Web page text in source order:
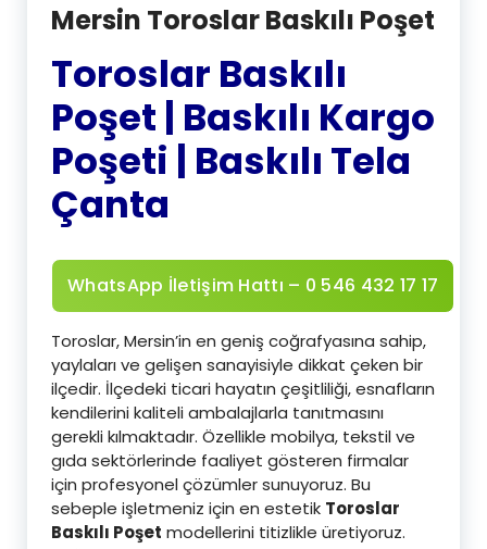
Mersin Toroslar Baskılı Poşet
Toroslar Baskılı
Poşet | Baskılı Kargo
Poşeti | Baskılı Tela
Çanta
WhatsApp İletişim Hattı – 0 546 432 17 17
Toroslar, Mersin’in en geniş coğrafyasına sahip,
yaylaları ve gelişen sanayisiyle dikkat çeken bir
ilçedir. İlçedeki ticari hayatın çeşitliliği, esnafların
kendilerini kaliteli ambalajlarla tanıtmasını
gerekli kılmaktadır. Özellikle mobilya, tekstil ve
gıda sektörlerinde faaliyet gösteren firmalar
için profesyonel çözümler sunuyoruz. Bu
sebeple işletmeniz için en estetik Toroslar
Baskılı Poşet modellerini titizlikle üretiyoruz.